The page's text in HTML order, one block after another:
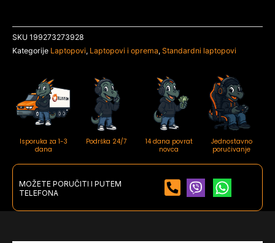
SKU 199273273928
Kategorije Laptopovi, Laptopovi i oprema, Standardni laptopovi
Isporuka za 1-3
dana
Podrška 24/7
14 dana povrat
novca
Jednostavno
poručivanje
MOŽETE PORUČITI I PUTEM
TELEFONA